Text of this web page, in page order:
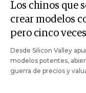
Los chinos que
crear modelos
pero cinco
Desde Silicon Valley
modelos potentes,
guerra de precios y